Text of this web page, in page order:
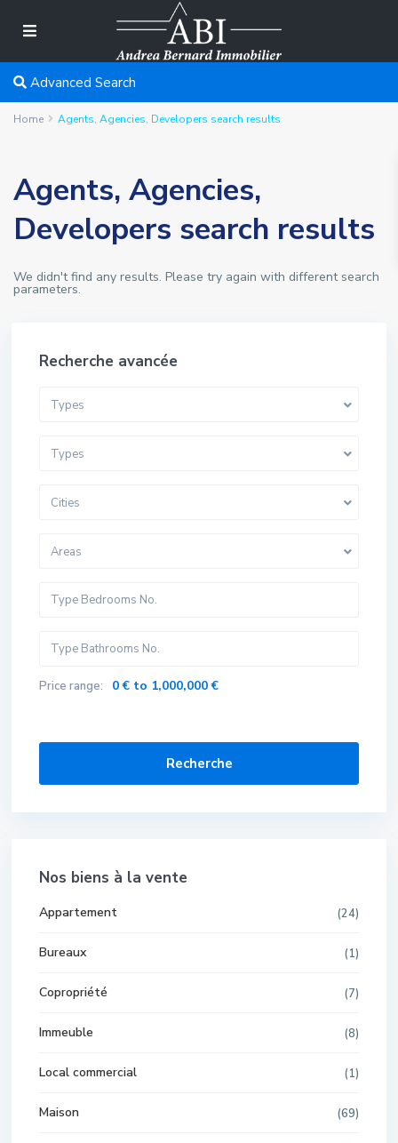
Advanced Search
Home Agents, Agencies, Developers search results
Agents, Agencies,
Developers search results
We didn't find any results. Please try again with different search
parameters.
Recherche avancée
Types
Types
Cities
Areas
Price range: 0 € to 1,000,000 €
Recherche
Nos biens à la vente
Appartement (24)
Bureaux (1)
Copropriété (7)
Immeuble (8)
Local commercial (1)
Maison (69)